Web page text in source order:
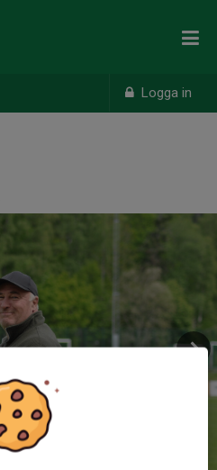
Logga in